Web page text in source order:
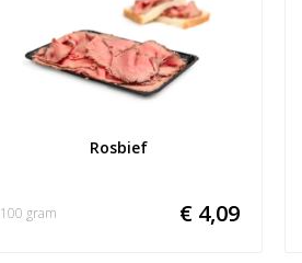
Rosbief
€ 4,09
100 gram